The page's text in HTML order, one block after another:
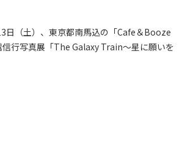
日（土）、東京都南馬込の「Cafe＆Booze
行写真展「The Galaxy Train～星に願いを